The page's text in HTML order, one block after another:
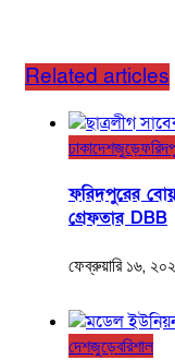
Related articles
ঢাকাদেশজুড়ে
ফরিদপুরের
গ্রেফতার DBB
ফেব্রুয়ারি ১৬,
দেশজুড়েবরিশাল